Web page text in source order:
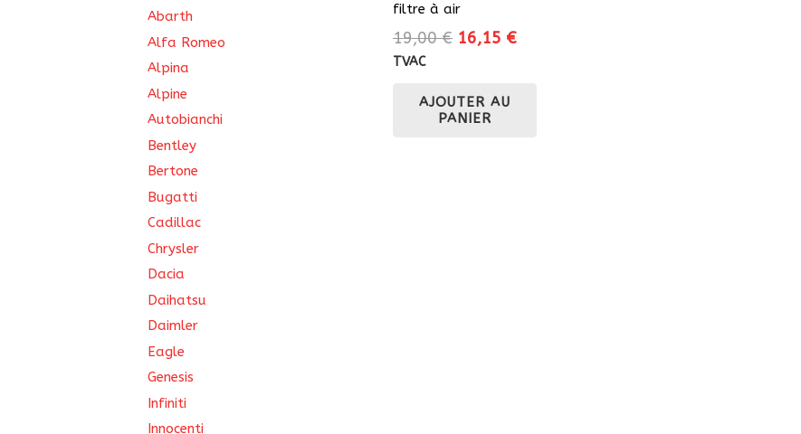
filtre à air
19,00€ Le
était :
19,00 €.
16,15 €Le
TVAC
AJOUTER AU
PANIER
Abarth
Alfa Romeo
Alpina
Alpine
Autobianchi
Bentley
Bertone
Bugatti
Cadillac
Chrysler
Dacia
Daihatsu
Daimler
Eagle
Genesis
Infiniti
Innocenti